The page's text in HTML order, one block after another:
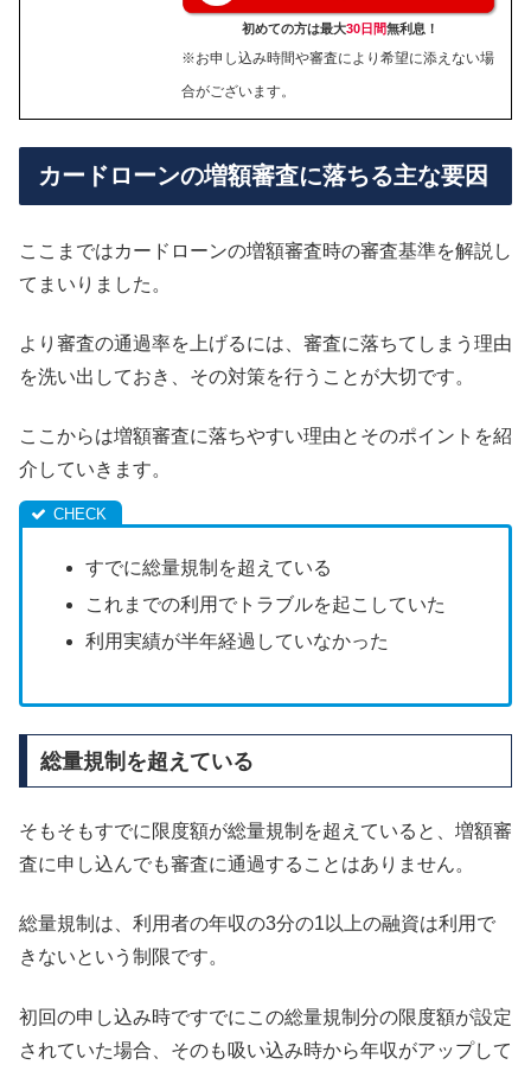
初めての方は最大30日間無利息！
※お申し込み時間や審査により希望に添えない場
合がございます。
カードローンの増額審査に落ちる主な要因
ここまではカードローンの増額審査時の審査基準を解説し
てまいりました。
より審査の通過率を上げるには、審査に落ちてしまう理由
を洗い出しておき、その対策を行うことが大切です。
ここからは増額審査に落ちやすい理由とそのポイントを紹
介していきます。
すでに総量規制を超えている
これまでの利用でトラブルを起こしていた
利用実績が半年経過していなかった
総量規制を超えている
そもそもすでに限度額が総量規制を超えていると、増額審
査に申し込んでも審査に通過することはありません。
総量規制は、利用者の年収の3分の1以上の融資は利用で
きないという制限です。
初回の申し込み時ですでにこの総量規制分の限度額が設定
されていた場合、そのも吸い込み時から年収がアップして